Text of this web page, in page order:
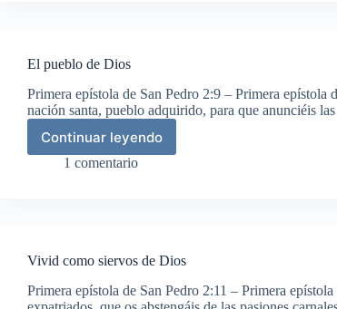
El pueblo de Dios
Primera epístola de San Pedro 2:9 – Primera epístola
nación santa, pueblo adquirido, para que anunciéis
Continuar leyendo
El
pueblo
1 comentario
Vivid como siervos de Dios
Primera epístola de San Pedro 2:11 – Primera